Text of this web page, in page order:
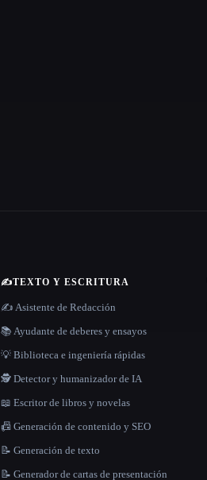
✍️TEXTO Y ESCRITURA
✍️ Asistente de Redacción
📚 Ayudante de deberes y ensayos
💡 Biblioteca e ingeniería rápidas
🕵️ Detector y humanizador de IA
📖 Escritor de libros y novelas
📠 Generación de contenido y SEO
📝 Generación de texto
📝 Generador de cartas de presentación